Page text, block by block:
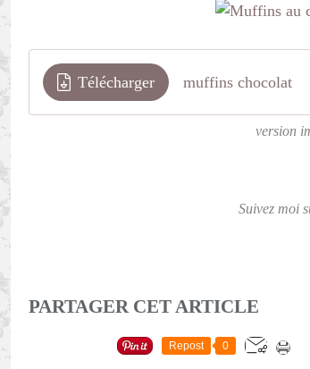
Télécharger muffins chocolat
version
Suivez moi
PARTAGER CET ARTICLE
Repost 0